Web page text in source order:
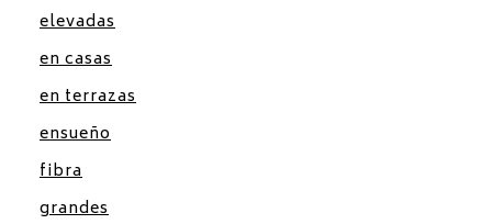
elevadas
en casas
en terrazas
ensueño
fibra
grandes